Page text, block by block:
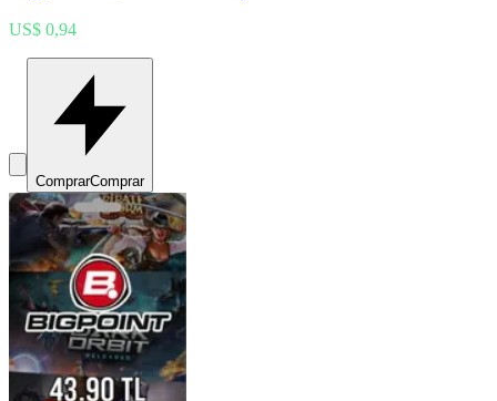
US$ 0,94
ComprarComprar